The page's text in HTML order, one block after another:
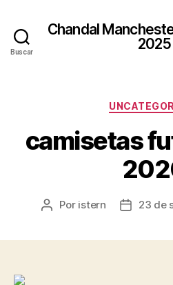
Buscar
Chandal
2025
camisetas
Autor
Por istern
Fecha23 de